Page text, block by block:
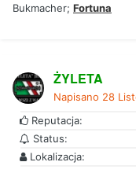
Bukmacher; Fortuna
ŻYLETA
Napisano 28
Reputacja:
Status:
Lokalizacja: